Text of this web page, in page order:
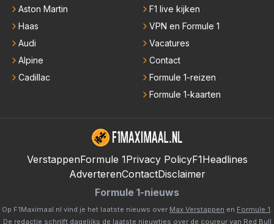
Aston Martin
Haas
Audi
Alpine
Cadillac
F1 live kijken
VPN en Formule 1
Vacatures
Contact
Formule 1-reizen
Formule 1-kaarten
VerstappenFormule 1Privacy PolicyF1Headlines
AdverterenContactDisclaimer
Formule 1-nieuws
Op F1Maximaal.nl vind je het laatste nieuws over Max Verstappen en Formule 1
De redactie schrijft dagelijks de laatste nieuwtjes over de coureur van Red Bull